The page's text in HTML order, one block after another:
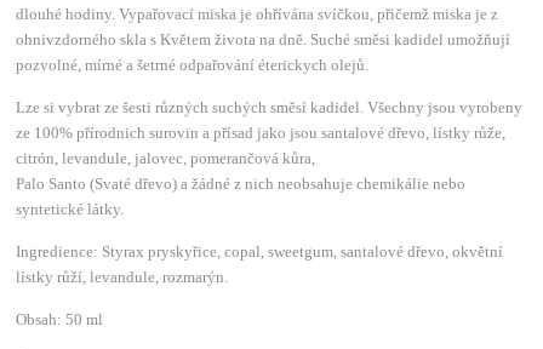
dlouhé hodiny. Vypařovací miska je ohřívána svíčkou, přičemž miska je z
ohnivzdorného skla s Květem života na dně. Suché směsi kadidel umožňují
pozvolné, mírné a šetrné odpařování éterickych olejů.
Lze si vybrat ze šesti různých suchých směsí kadidel. Všechny jsou vyrobeny
ze 100% přírodnich surovin a přísad jako jsou santalové dřevo, lístky růže,
citrón, levandule, jalovec, pomerančová kůra,
Palo Santo (Svaté dřevo) a žádné z nich neobsahuje chemikálie nebo
syntetické látky.
Ingredience: Styrax pryskyřice, copal, sweetgum, santalové dřevo, okvětní
lístky růží, levandule, rozmarýn.
Obsah: 50 ml